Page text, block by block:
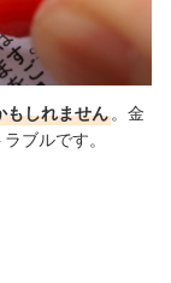
もしれません 。金
ブルです。